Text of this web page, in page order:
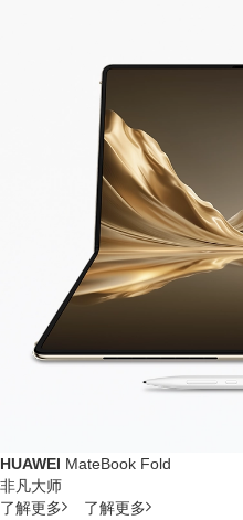
HUAWEI MateBook Fold
非凡大师
了解更多
了解更多